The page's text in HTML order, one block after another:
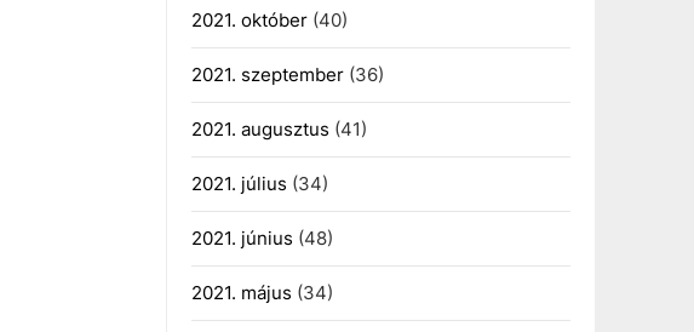
2021. október(40)
2021. szeptember(36)
2021. augusztus (41)
2021. július (34)
2021. június (48)
2021. május (34)